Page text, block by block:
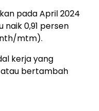
pada April 2024
0,91 persen
mtm).
kerja yang
atau bertambah